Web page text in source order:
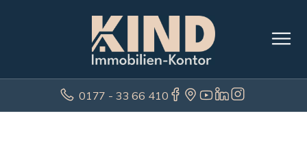
0177 - 33 66 410